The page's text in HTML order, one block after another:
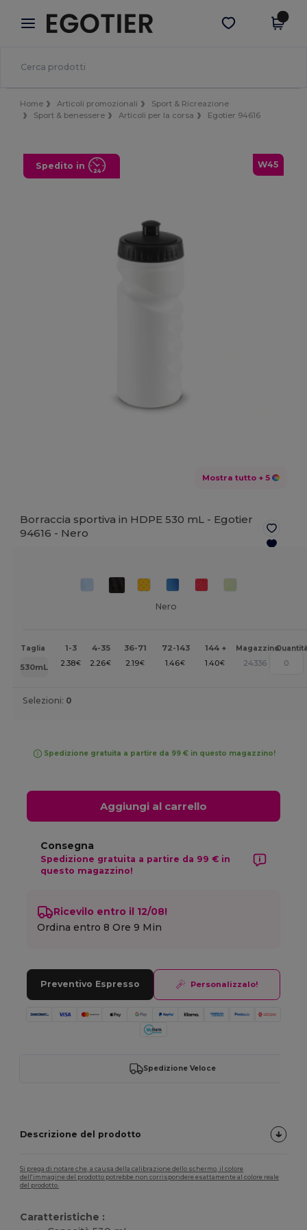
× App Egotier
Prezzi migliori sull'app!
Scarica app
Home Articoli promozionali
Sport & Ricreazione
Sport & benessere
Articoli per la corsa Egotier 94616
W45
Spedito in
Mostra tutto + 5
Borraccia sportiva in HDPE 530 mL - Egotier
94616 - Nero
Nero
Taglia 1-3 4-35 36-71 72-143 144 + Magazzino
530mL 2.38€ 2.26€ 2.19€ 1.46€ 1.40€ 24336
Selezioni: 0
Spedizione gratuita a partire da 99 € in questo magazzino!
Aggiungi al carrello
Consegna
Spedizione gratuita a partire da 99 € in
questo magazzino!
Ricevilo entro il 12/08!
Ordina entro8 Ore 9 Min
Preventivo Espresso Personalizzalo!
Spedizione Veloce
Descrizione del prodotto
Si prega di notare che, a causa della calibrazione dello schermo, il colore
dell'immagine del prodotto potrebbe non corrispondere esattamente al colore reale
del prodotto.
Caratteristiche :